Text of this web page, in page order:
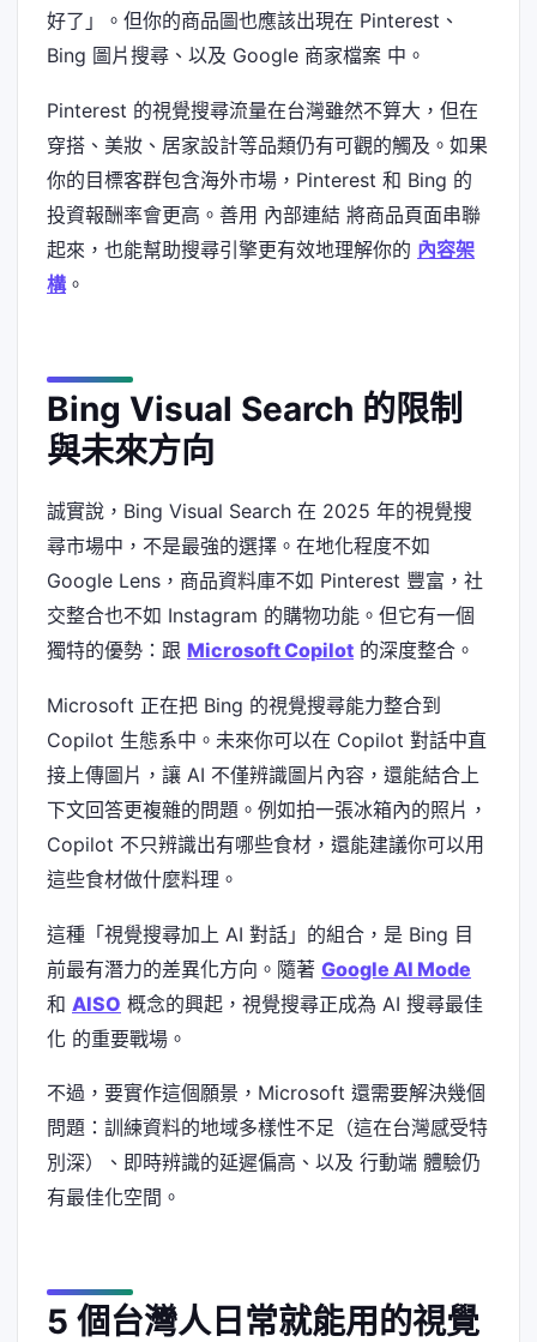
好了」。但你的商品圖也應該出現在 Pinterest、
Bing 圖片搜尋、以及 Google 商家檔案 中。
Pinterest 的視覺搜尋流量在台灣雖然不算大，但在
穿搭、美妝、居家設計等品類仍有可觀的觸及。如果
你的目標客群包含海外市場，Pinterest 和 Bing 的
投資報酬率會更高。善用 內部連結 將商品頁面串聯
起來，也能幫助搜尋引擎更有效地理解你的 內容架
構。
Bing Visual Search 的限制
與未來方向
誠實說，Bing Visual Search 在 2025 年的視覺搜
尋市場中，不是最強的選擇。在地化程度不如
Google Lens，商品資料庫不如 Pinterest 豐富，社
交整合也不如 Instagram 的購物功能。但它有一個
獨特的優勢：跟 Microsoft Copilot 的深度整合。
Microsoft 正在把 Bing 的視覺搜尋能力整合到
Copilot 生態系中。未來你可以在 Copilot 對話中直
接上傳圖片，讓 AI 不僅辨識圖片內容，還能結合上
下文回答更複雜的問題。例如拍一張冰箱內的照片，
Copilot 不只辨識出有哪些食材，還能建議你可以用
這些食材做什麼料理。
這種「視覺搜尋加上 AI 對話」的組合，是 Bing 目
前最有潛力的差異化方向。隨著 Google AI Mode
和 AISO 概念的興起，視覺搜尋正成為 AI 搜尋最佳
化 的重要戰場。
不過，要實作這個願景，Microsoft 還需要解決幾個
問題：訓練資料的地域多樣性不足（這在台灣感受特
別深）、即時辨識的延遲偏高、以及 行動端 體驗仍
有最佳化空間。
5 個台灣人日常就能用的視覺